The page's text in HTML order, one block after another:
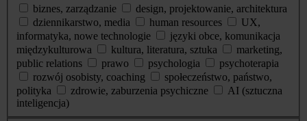
biznes, zarządzanie
design, projektowanie, architektura
dziennikarstwo, media
human resources
UX,
informatyka, nowe technologie
języki obce, komunikacja
międzykulturowa
kultura, literatura, sztuka
marketing,
public relations
prawo psychologia
psychoterapia
rozwój osobisty, coaching
społeczeństwo, państwo,
polityka
zdrowie, zaburzenia psychiczne
AI (sztuczna
inteligencja)